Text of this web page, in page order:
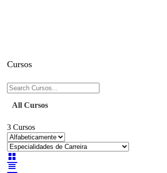
Cursos
Procurar
All Cursos
3 Cursos